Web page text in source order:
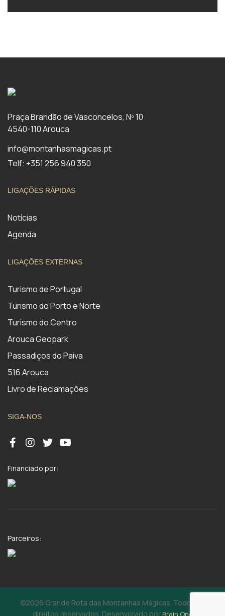
Praça Brandão de Vasconcelos, Nº 10
4540-110 Arouca
info@montanhasmagicas.pt
Telf: +351 256 940 350
LIGAÇÕES RÁPIDAS
Notícias
Agenda
LIGAÇÕES EXTERNAS
Turismo de Portugal
Turismo do Porto e Norte
Turismo do Centro
Arouca Geopark
Passadiços do Paiva
516 Arouca
Livro de Reclamações
SIGA-NOS
Financiado por:
Parceiros:
©2026 Grande Rota das Montanhas Mágicas. Todos os
direitos reservados. Desenvolvido por Brain One